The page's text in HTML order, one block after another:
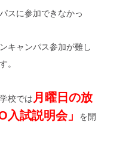
スに参加できなかっ
キャンパス参加が難し
。
校では 月曜日の放
試説明会」
を開